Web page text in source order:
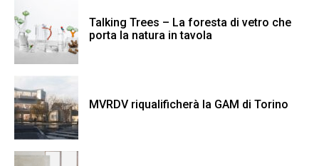
Talking Trees – La foresta di vetro che
porta la natura in tavola
MVRDV riqualificherà la GAM di Torino